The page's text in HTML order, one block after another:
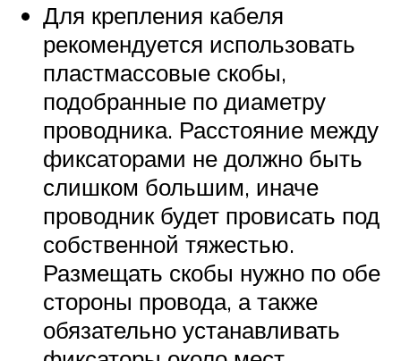
Для крепления кабеля
рекомендуется использовать
пластмассовые скобы,
подобранные по диаметру
проводника. Расстояние между
фиксаторами не должно быть
слишком большим, иначе
проводник будет провисать под
собственной тяжестью.
Размещать скобы нужно по обе
стороны провода, а также
обязательно устанавливать